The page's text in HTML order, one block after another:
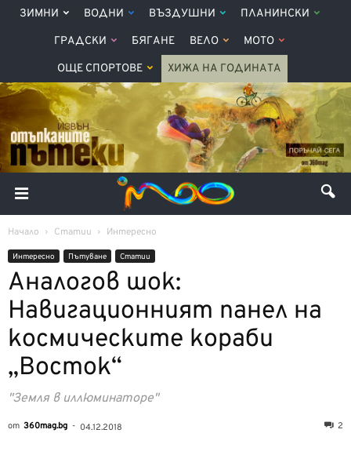
ЗИМНИ ВОДНИ ВЪЗДУШНИ ПЛАНИНСКИ
ГРАДСКИ БЯГАНЕ ВЕЛО МОТО
ОЩЕ СПОРТОВЕ ХИЖА НА ГОДИНАТА
Начало Статии Интерeсно
Интерeсно Пътуване Статии
Аналогов шок:
Навигационният панел на
космическите кораби
„Восток“
"Земля в иллюминаторе"
от 360mag.bg - 04.12.2018 2